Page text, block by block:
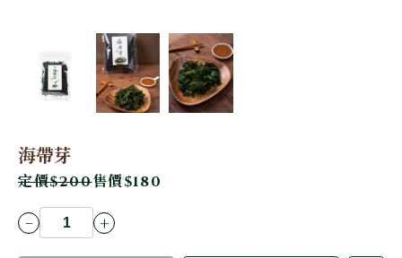
海帶芽
定價$200售價$180
- +